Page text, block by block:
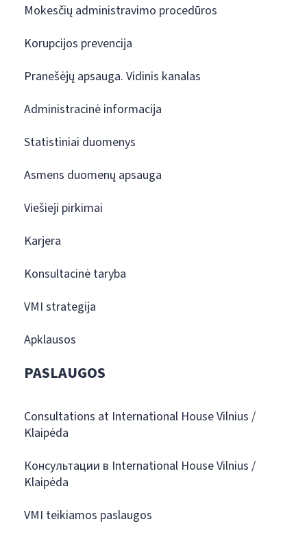
Mokesčių administravimo procedūros
Korupcijos prevencija
Pranešėjų apsauga. Vidinis kanalas
Administracinė informacija
Statistiniai duomenys
Asmens duomenų apsauga
Viešieji pirkimai
Karjera
Konsultacinė taryba
VMI strategija
Apklausos
PASLAUGOS
Consultations at International House Vilnius /
Klaipėda
Консультации в International House Vilnius /
Klaipėda
VMI teikiamos paslaugos